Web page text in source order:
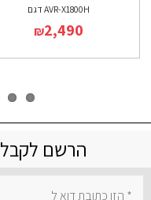
דגם AVR-X1800H
₪2,490
הרשם